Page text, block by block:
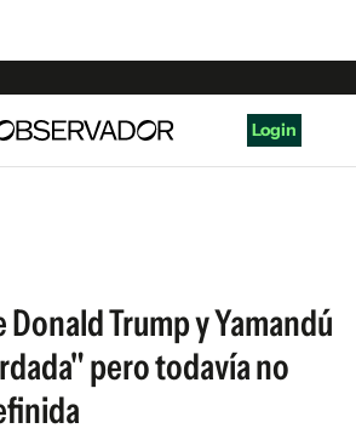
Login
Trump y Yamandú
pero todavía no